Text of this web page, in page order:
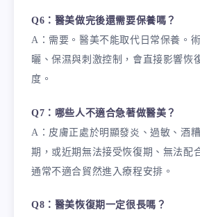
Q6：醫美做完後還需要保養嗎？
A：需要。醫美不能取代日常保養。
曬、保濕與刺激控制，會直接影響恢
度。
Q7：哪些人不適合急著做醫美？
A：皮膚正處於明顯發炎、過敏、酒
期，或近期無法接受恢復期、無法配
通常不適合貿然進入療程安排。
Q8：醫美恢復期一定很長嗎？